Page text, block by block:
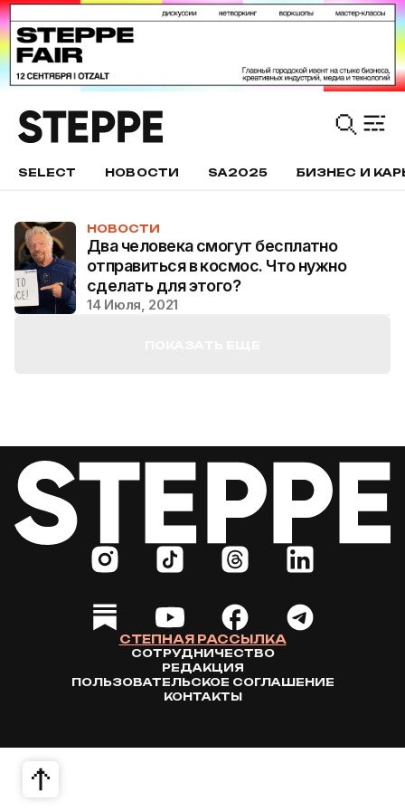
SELECT НОВОСТИ SA2025 БИЗНЕС И
НОВОСТИ
Два человека смогут бесплатно
отправиться в космос. Что нужно
сделать для этого?
14 Июля, 2021
СТЕПНАЯ РАССЫЛКА
СОТРУДНИЧЕСТВО
РЕДАКЦИЯ
ПОЛЬЗОВАТЕЛЬСКОЕ СОГЛАШЕНИЕ
КОНТАКТЫ